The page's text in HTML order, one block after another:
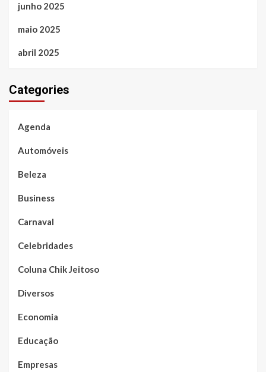
junho 2025
maio 2025
abril 2025
Categories
Agenda
Automóveis
Beleza
Business
Carnaval
Celebridades
Coluna Chik Jeitoso
Diversos
Economia
Educação
Empresas